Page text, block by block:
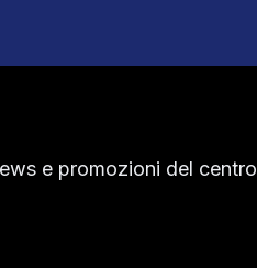
e promozioni del